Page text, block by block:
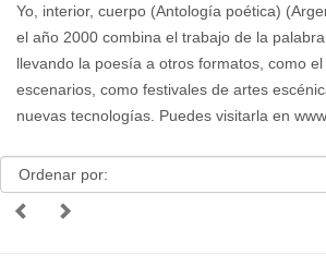
Yo, interior, cuerpo (Antología poética)
el año 2000 combina el trabajo de la
llevando la poesía a otros formatos, como
escenarios, como festivales de artes
nuevas tecnologías. Puedes visitarla en